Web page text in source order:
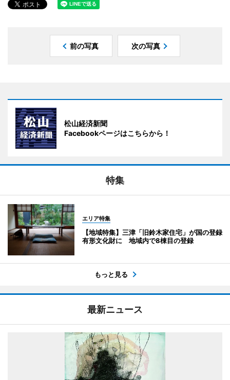
前の写真 次の写真
松山経済新聞
Facebookページはこちらから！
特集
エリア特集
【地域特集】三津「旧鈴木家住宅」が国の登録
有形文化財に 地域内で8棟目の登録
もっと見る
最新ニュース